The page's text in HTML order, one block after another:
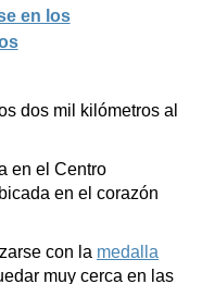
en los
dos mil kilómetros al
en el Centro
en el corazón
con la medalla
muy cerca en las